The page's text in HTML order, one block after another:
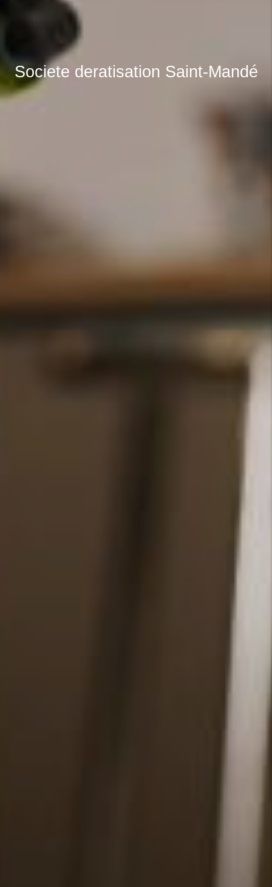
Societe deratisation Saint-Mandé